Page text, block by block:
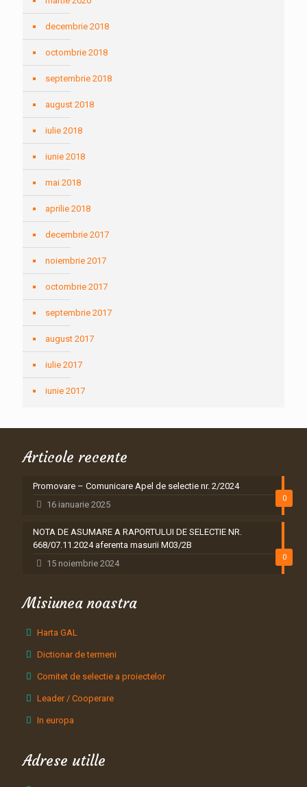
decembrie 2018
octombrie 2018
septembrie 2018
august 2018
iulie 2018
iunie 2018
mai 2018
aprilie 2018
decembrie 2017
noiembrie 2017
octombrie 2017
septembrie 2017
august 2017
iulie 2017
iunie 2017
Articole recente
0
Promovare – Comunicare Apel de selectie nr. 2/2024
16 ianuarie 2025
0
NOTA DE ASUMARE A RAPORTULUI DE SELECTIE NR.
668/07.11.2024 aferenta masurii M03/2B
15 noiembrie 2024
Misiunea noastra
Harta GAL
Dictionar de termeni
Comitet de selectie a proiectelor
Leader / Cooperare
In europa
Adrese utille